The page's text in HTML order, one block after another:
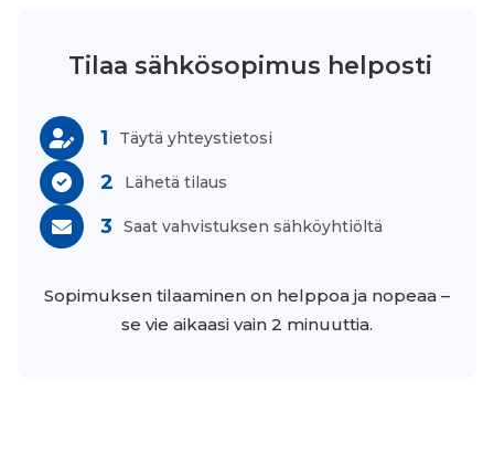
Tilaa sähkösopimus helposti
1 Täytä yhteystietosi
2 Lähetä tilaus
3 Saat vahvistuksen sähköyhtiöltä
Sopimuksen tilaaminen on helppoa ja nopeaa –
se vie aikaasi vain 2 minuuttia.